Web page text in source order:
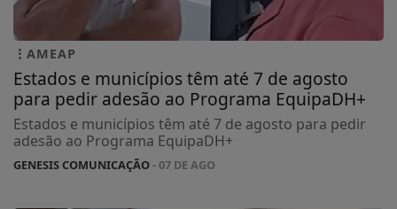
AMEAP
Estados e municípios têm até 7 de agosto
para pedir adesão ao Programa EquipaDH+
Estados e municípios têm até 7 de agosto para pedir
adesão ao Programa EquipaDH+
GENESIS COMUNICAÇÃO- 07 DE AGO